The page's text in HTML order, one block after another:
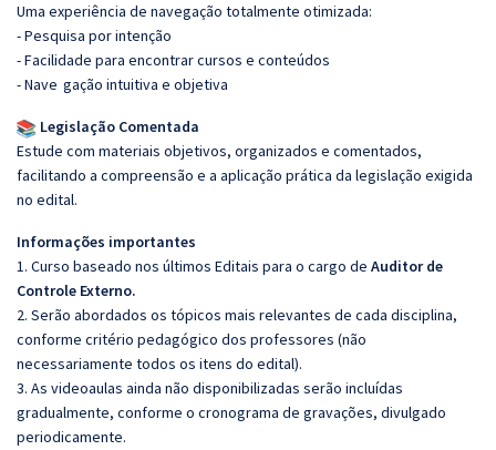
Uma experiência de navegação totalmente otimizada:
- Pesquisa por intenção
- Facilidade para encontrar cursos e conteúdos
- Nave gação intuitiva e objetiva
Legislação Comentada
Estude com materiais objetivos, organizados e comentados,
facilitando a compreensão e a aplicação prática da legislação exigida
no edital.
Informações importantes
1. Curso baseado nos últimos Editais para o cargo de Auditor de
Controle Externo.
2. Serão abordados os tópicos mais relevantes de cada disciplina,
conforme critério pedagógico dos professores (não
necessariamente todos os itens do edital).
3. As videoaulas ainda não disponibilizadas serão incluídas
gradualmente, conforme o cronograma de gravações, divulgado
periodicamente.